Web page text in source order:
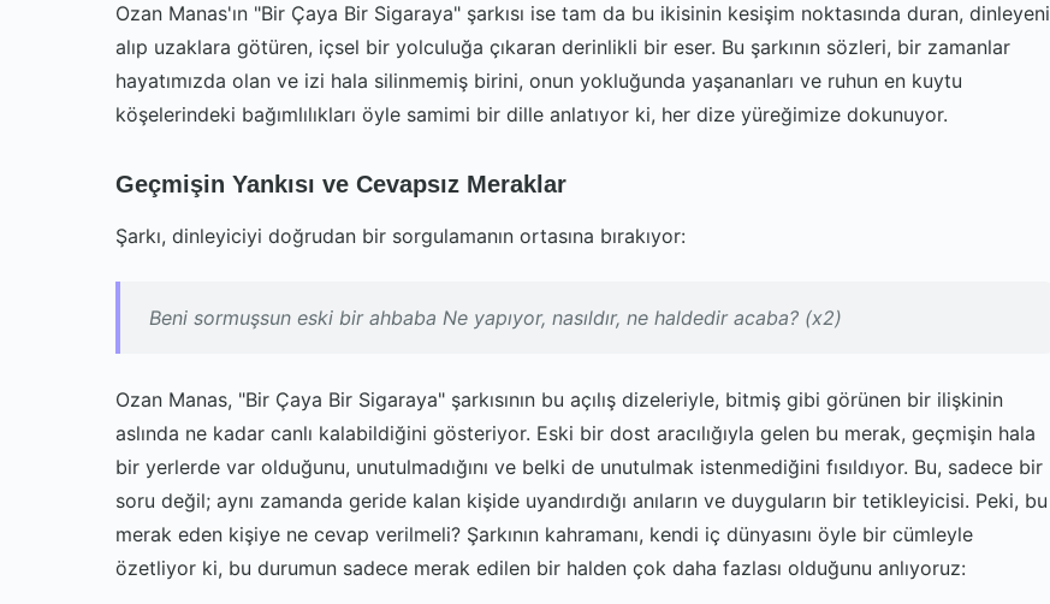
Ozan Manas'ın "Bir Çaya Bir Sigaraya" şarkısı ise tam da bu ikisinin kesişim noktasında duran, dinleyeni
alıp uzaklara götüren, içsel bir yolculuğa çıkaran derinlikli bir eser. Bu şarkının sözleri, bir zamanlar
hayatımızda olan ve izi hala silinmemiş birini, onun yokluğunda yaşananları ve ruhun en kuytu
köşelerindeki bağımlılıkları öyle samimi bir dille anlatıyor ki, her dize yüreğimize dokunuyor.
Geçmişin Yankısı ve Cevapsız Meraklar
Şarkı, dinleyiciyi doğrudan bir sorgulamanın ortasına bırakıyor:
Beni sormuşsun eski bir ahbaba Ne yapıyor, nasıldır, ne haldedir acaba? (x2)
Ozan Manas, "Bir Çaya Bir Sigaraya" şarkısının bu açılış dizeleriyle, bitmiş gibi görünen bir ilişkinin
aslında ne kadar canlı kalabildiğini gösteriyor. Eski bir dost aracılığıyla gelen bu merak, geçmişin hala
bir yerlerde var olduğunu, unutulmadığını ve belki de unutulmak istenmediğini fısıldıyor. Bu, sadece bir
soru değil; aynı zamanda geride kalan kişide uyandırdığı anıların ve duyguların bir tetikleyicisi. Peki, bu
merak eden kişiye ne cevap verilmeli? Şarkının kahramanı, kendi iç dünyasını öyle bir cümleyle
özetliyor ki, bu durumun sadece merak edilen bir halden çok daha fazlası olduğunu anlıyoruz: